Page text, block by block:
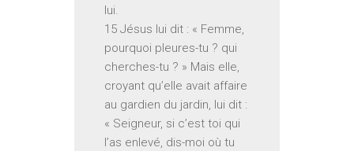
lui.
15 Jésus lui dit : « Femme,
pourquoi pleures-tu ? qui
cherches-tu ? » Mais elle,
croyant qu’elle avait affaire
au gardien du jardin, lui dit :
« Seigneur, si c’est toi qui
l’as enlevé, dis-moi où tu